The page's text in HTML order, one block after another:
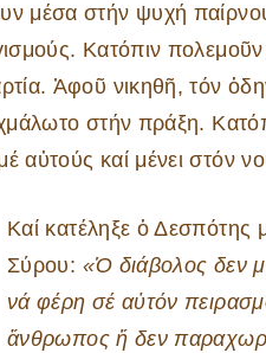
στήν ψυχή
Κατόπιν
Ἀφοῦ νικηθῆ, τόν
στήν πράξη.
καί μένει στόν
Καί κατέληξε ὁ Δεσπότης
Σύρου: «Ὁ διάβολος δεν
νά φέρη σέ αὐτόν
ἄνθρωπος ἤ δεν